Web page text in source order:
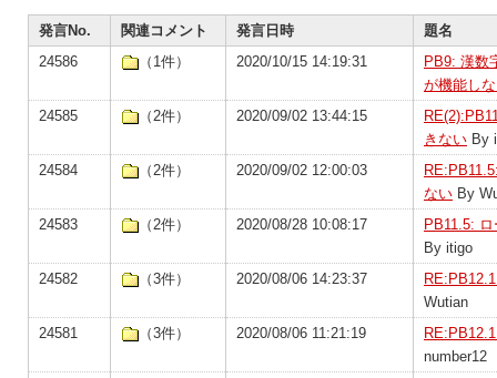
発言No. 関連コメント 発言日時
題名
24586
（1件） 2020/10/15 14:19:31
PB9: 漢数
が機能し
24585
（2件） 2020/09/02 13:44:15
きない By
24584
（2件） 2020/09/02 12:00:03
ない By
24583
（2件） 2020/08/28 10:08:17
PB11.5:
By itigo
24582
（3件） 2020/08/06 14:23:37
Wutian
24581
（3件） 2020/08/06 11:21:19
number12